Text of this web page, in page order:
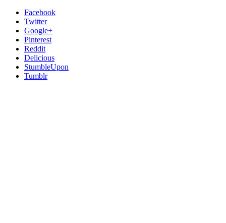
Facebook
Twitter
Google+
Pinterest
Reddit
Delicious
StumbleUpon
Tumblr